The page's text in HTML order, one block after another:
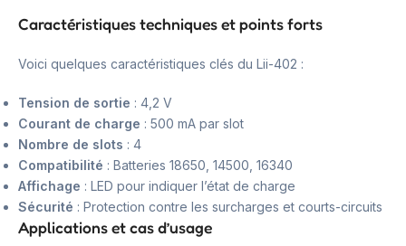
Caractéristiques techniques et points forts
Voici quelques caractéristiques clés du Lii-402 :
Tension de sortie : 4,2 V
Courant de charge : 500 mA par slot
Nombre de slots : 4
Compatibilité : Batteries 18650, 14500, 16340
Affichage : LED pour indiquer l’état de charge
Sécurité : Protection contre les surcharges et courts-circuits
Applications et cas d’usage